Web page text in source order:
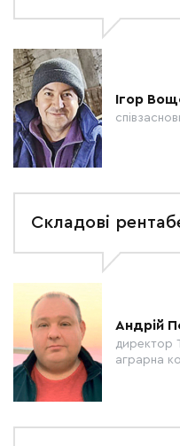
Ігор
Складові
Андрій
директор
аграрна